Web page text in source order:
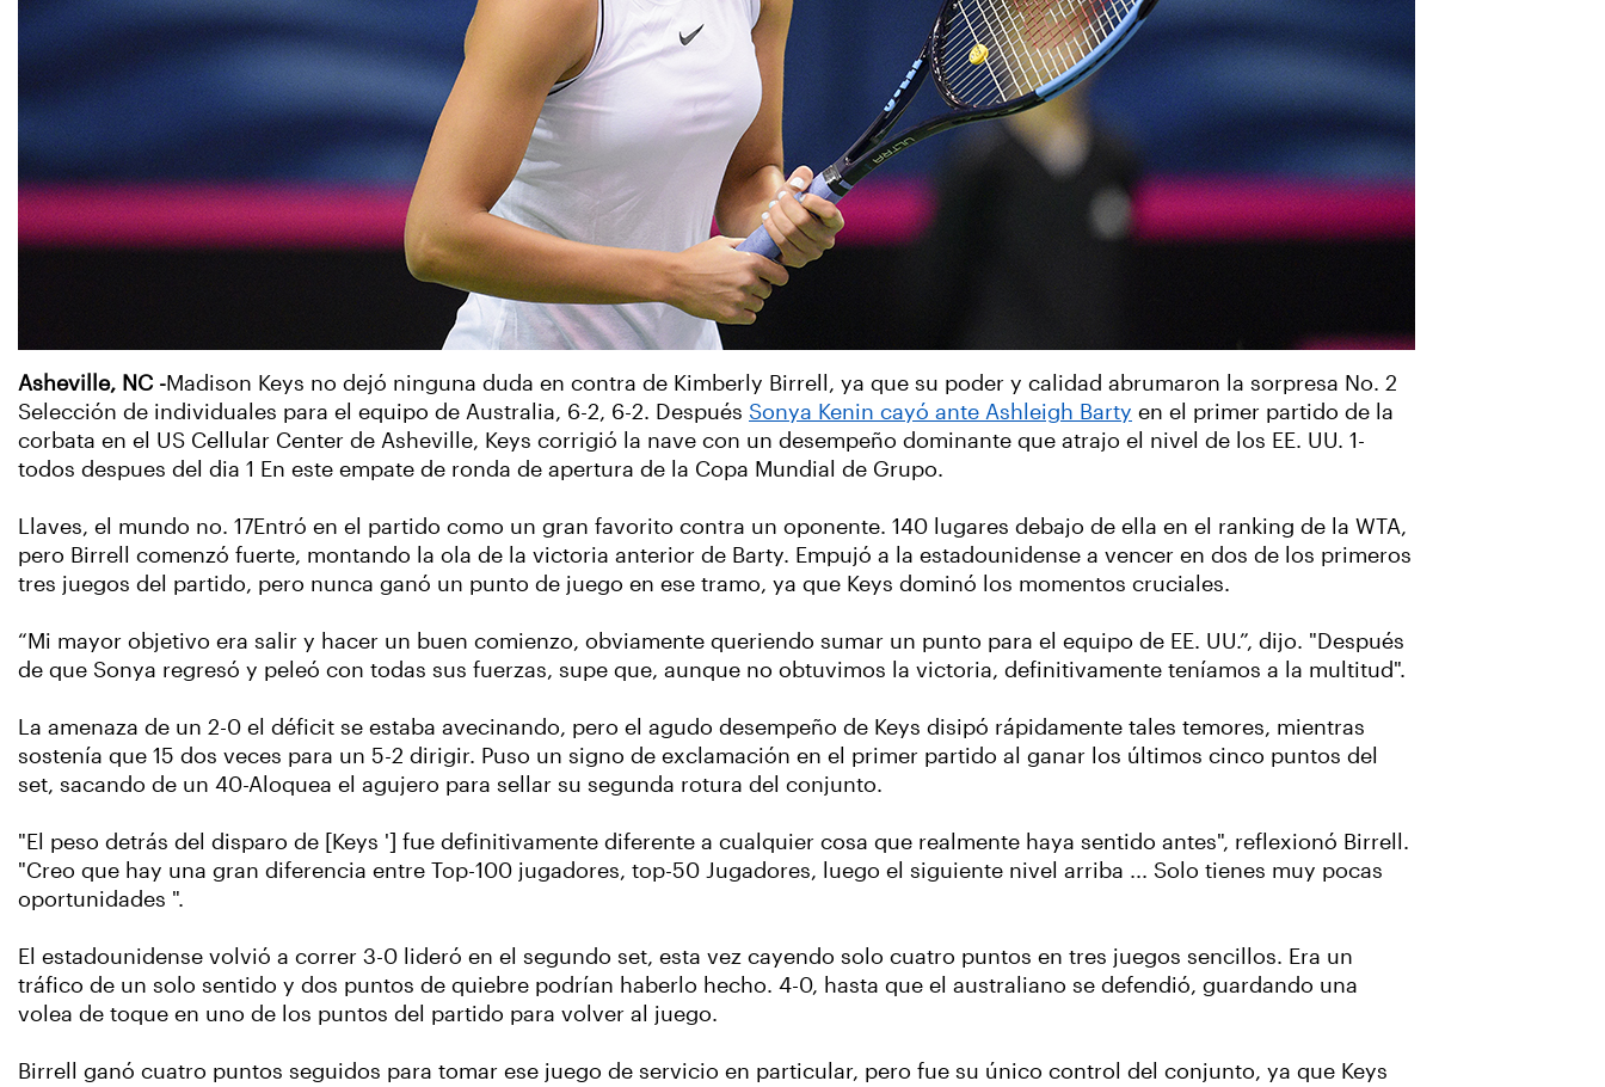
Asheville, NC -Madison Keys no dejó ninguna duda en contra de Kimberly Birrell, ya que su poder y calidad abrumaron la sorpresa No. 2
Selección de individuales para el equipo de Australia, 6-2, 6-2. Después Sonya Kenin cayó ante Ashleigh Barty en el primer partido de la
corbata en el US Cellular Center de Asheville, Keys corrigió la nave con un desempeño dominante que atrajo el nivel de los EE. UU. 1-
todos despues del dia 1 En este empate de ronda de apertura de la Copa Mundial de Grupo.
Llaves, el mundo no. 17Entró en el partido como un gran favorito contra un oponente. 140 lugares debajo de ella en el ranking de la WTA,
pero Birrell comenzó fuerte, montando la ola de la victoria anterior de Barty. Empujó a la estadounidense a vencer en dos de los primeros
tres juegos del partido, pero nunca ganó un punto de juego en ese tramo, ya que Keys dominó los momentos cruciales.
“Mi mayor objetivo era salir y hacer un buen comienzo, obviamente queriendo sumar un punto para el equipo de EE. UU.”, dijo. "Después
de que Sonya regresó y peleó con todas sus fuerzas, supe que, aunque no obtuvimos la victoria, definitivamente teníamos a la multitud".
La amenaza de un 2-0 el déficit se estaba avecinando, pero el agudo desempeño de Keys disipó rápidamente tales temores, mientras
sostenía que 15 dos veces para un 5-2 dirigir. Puso un signo de exclamación en el primer partido al ganar los últimos cinco puntos del
set, sacando de un 40-Aloquea el agujero para sellar su segunda rotura del conjunto.
"El peso detrás del disparo de [Keys '] fue definitivamente diferente a cualquier cosa que realmente haya sentido antes", reflexionó Birrell.
"Creo que hay una gran diferencia entre Top-100 jugadores, top-50 Jugadores, luego el siguiente nivel arriba ... Solo tienes muy pocas
oportunidades ".
El estadounidense volvió a correr 3-0 lideró en el segundo set, esta vez cayendo solo cuatro puntos en tres juegos sencillos. Era un
tráfico de un solo sentido y dos puntos de quiebre podrían haberlo hecho. 4-0, hasta que el australiano se defendió, guardando una
volea de toque en uno de los puntos del partido para volver al juego.
Birrell ganó cuatro puntos seguidos para tomar ese juego de servicio en particular, pero fue su único control del conjunto, ya que Keys